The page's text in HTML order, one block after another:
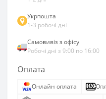
Укрпошта
1-3 робочі дні
Самовивіз з офісу
Робочі дні з 9:00 по 16:00
Оплата
Онлайн оплата